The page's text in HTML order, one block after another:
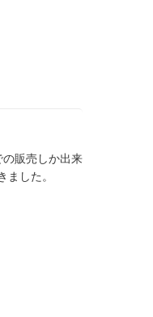
販売しか出来
した。